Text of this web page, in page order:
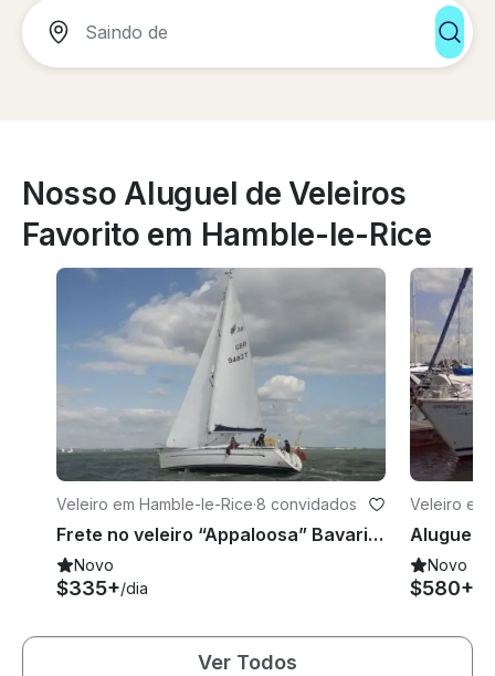
Nosso Aluguel de Veleiros
Favorito em Hamble-le-Rice
Veleiro em Hamble-le-Rice·8 convidados
Frete no veleiro “Appaloosa” Bavaria 36 em Southampton
Novo
$335+/dia
Veleiro em
Novo
$580+
Ver Todos